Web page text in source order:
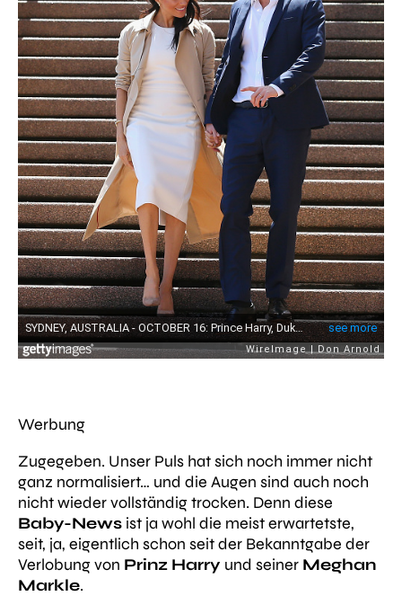
Werbung
Zugegeben. Unser Puls hat sich noch immer nicht
ganz normalisiert… und die Augen sind auch noch
nicht wieder vollständig trocken. Denn diese
Baby-News ist ja wohl die meist erwartetste,
seit, ja, eigentlich schon seit der Bekanntgabe der
Verlobung von Prinz Harry und seiner Meghan
Markle.